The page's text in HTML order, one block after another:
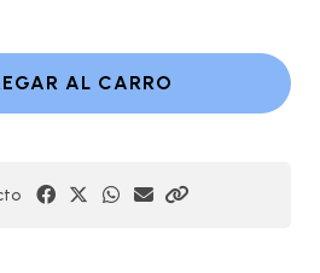
AL CARRO